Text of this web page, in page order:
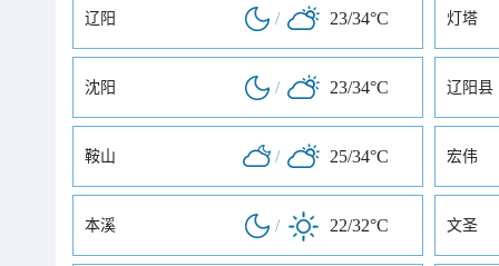
辽阳 / 23/34°C 灯塔
沈阳 / 23/34°C 辽阳县
鞍山 / 25/34°C 宏伟
本溪 / 22/32°C 文圣